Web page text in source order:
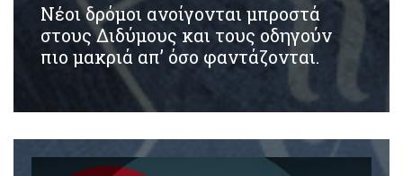
Nέοι δρόμοι ανοίγονται μπροστά
στους Διδύμους και τους οδηγούν
πιο μακριά απ’ όσο φαντάζονται.